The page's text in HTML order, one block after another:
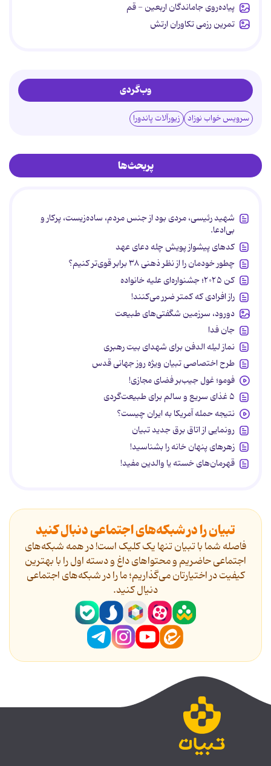
پیاده‌روی جاماندگان اربعین - قم
تمرین رزمی تکاوران ارتش
وب‌گردی
سرویس خواب نوزاد زیورآلات پاندورا
پربحث‌ها
شهید رئیسی، مردی بود از جنس مردم، ساده‌زیست، پرکار و
بی‌ادعا.
کدهای پیشواز پویش چله دعای عهد
چطور خودمان را از نظر ذهنی ۳۸ برابر قوی‌تر کنیم؟
کن ۲۰۲۵؛ جشنواره‌ای علیه خانواده
راز افرادی که کمتر ضرر می‌کنند!
دورود، سرزمین شگفتی‌های طبیعت
جان فدا
نماز لیله الدفن برای شهدای بیت رهبری
طرح اختصاصی تبیان ویژه روز جهانی قدس
فومو؛ غول جیب‌بر فضای مجازی!
۵ غذای سریع و سالم برای طبیعت‌گردی
نتیجه حمله آمریکا به ایران چیست؟
رونمایی از اتاق برق جدید تبیان
زهرهای پنهان خانه را بشناسید!
قهرمان‌های خسته یا والدین مفید!
تبیان را در شبکه‌های اجتماعی دنبال کنید
فاصله شما با تبیان تنها یک کلیک است! در همه شبکه‌های
اجتماعی حاضریم و محتواهای داغ و دسته اول را با بهترین
کیفیت در اختیارتان می‌گذاریم؛ ما را در شبکه‌های اجتماعی
دنیال کنید.